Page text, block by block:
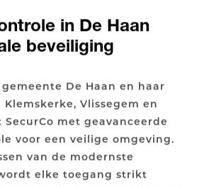
in De Haan
beveiliging
De Haan en haar
Vlissegem en
met geavanceerde
voor een veilige omgeving.
van de modernste
elke toegang strikt